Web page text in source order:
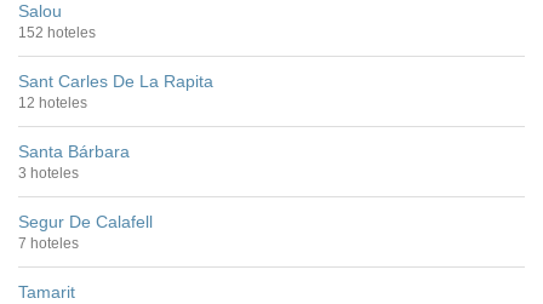
Salou
152 hoteles
Sant Carles De La Rapita
12 hoteles
Santa Bárbara
3 hoteles
Segur De Calafell
7 hoteles
Tamarit